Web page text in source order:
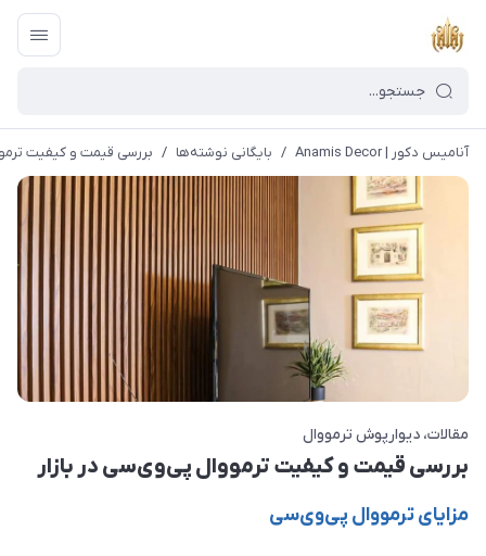
آنامیس دکور | Anamis Decor / بایگانی نوشته‌ها / بررسی قیمت و کیفیت
مقالات دیوارپوش ترمووال
بررسی قیمت و کیفیت ترمووال پی‌وی‌سی در بازار
مزایای ترمووال پی‌وی‌سی